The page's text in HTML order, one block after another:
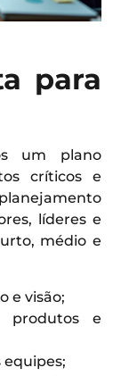
para
um plano
críticos e
líderes e
médio e
e visão;
produtos e